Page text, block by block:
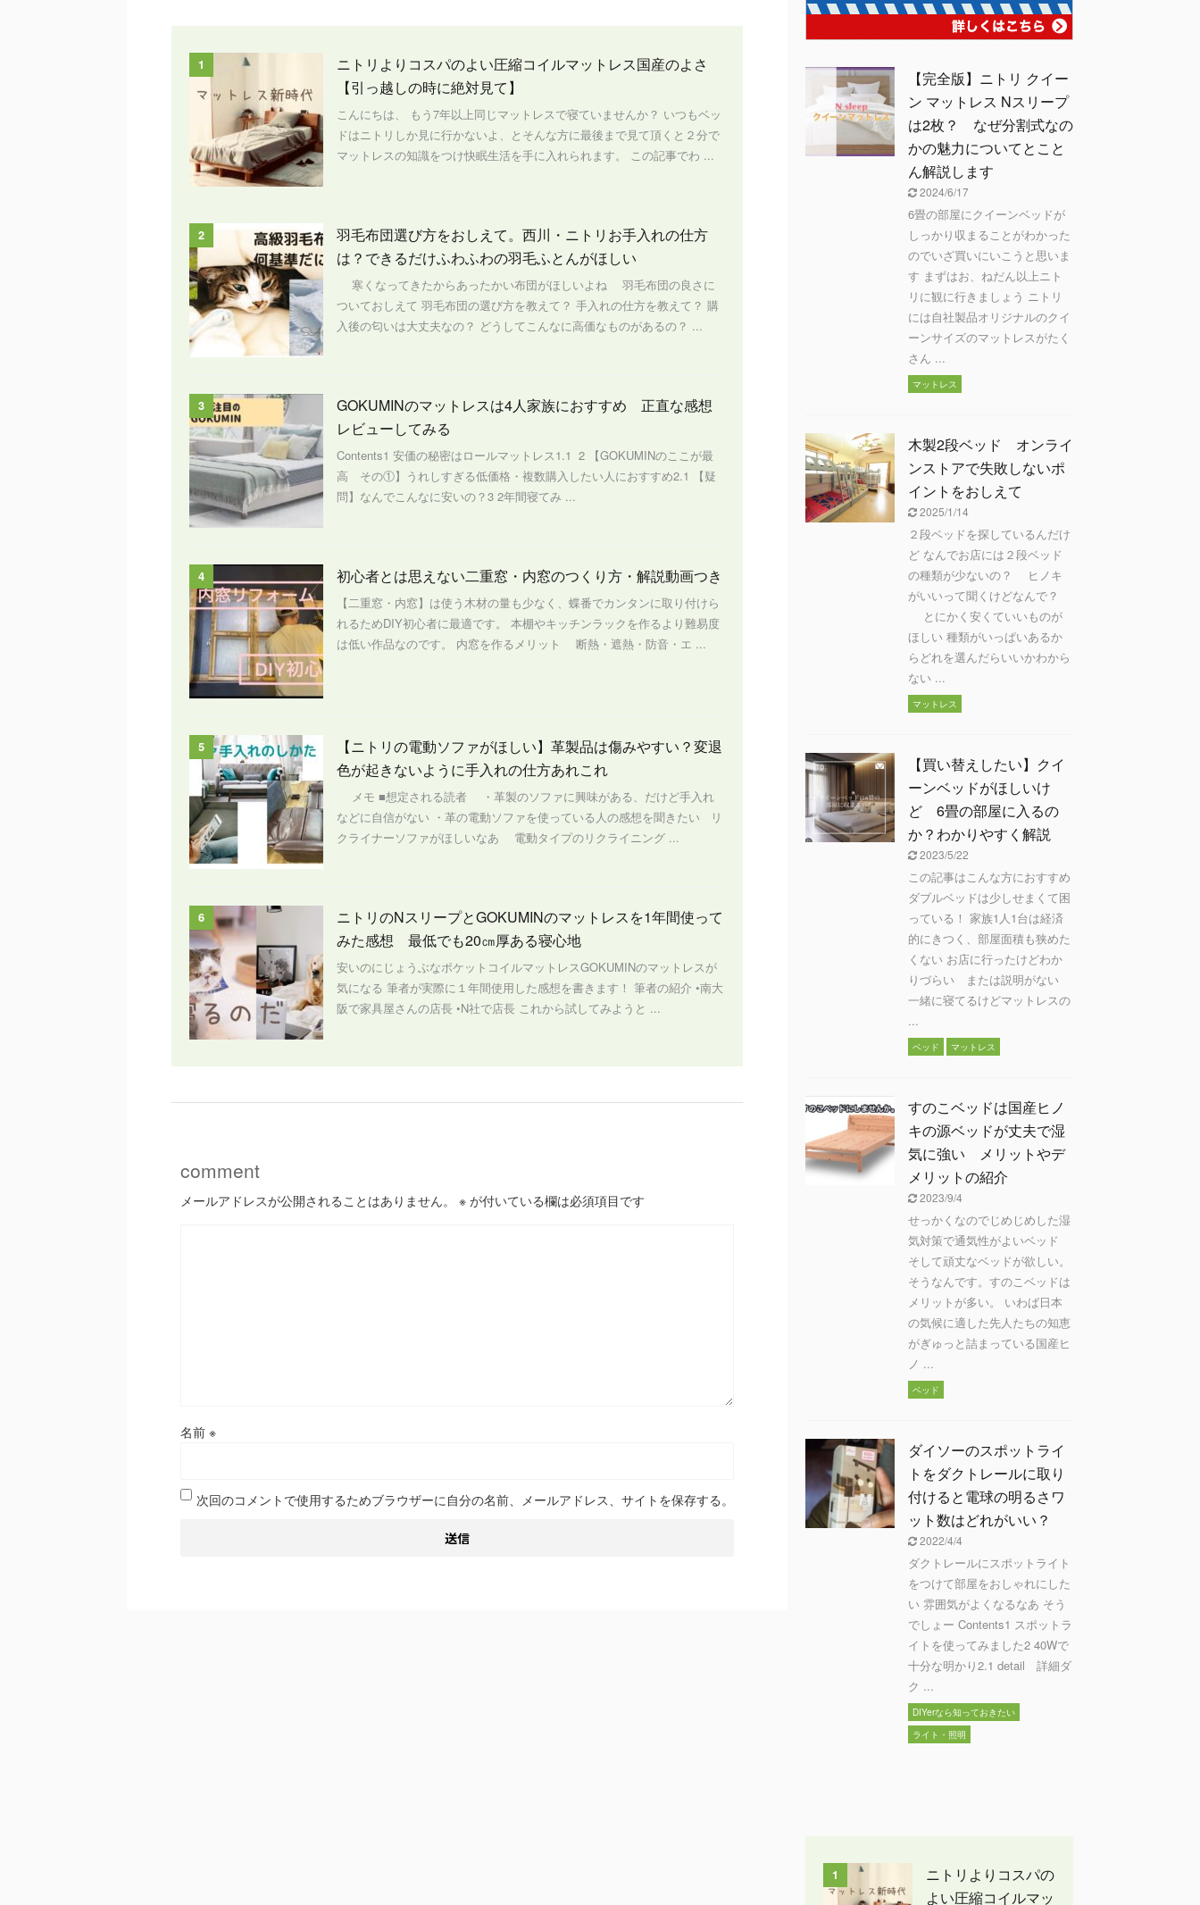
1
ニトリよりコスパのよい圧縮コイルマットレス国産のよさ
【引っ越しの時に絶対見て】
こんにちは、 もう7年以上同じマットレスで寝ていませんか？ いつもベッ
ドはニトリしか見に行かないよ、とそんな方に最後まで見て頂くと２分で
マットレスの知識をつけ快眠生活を手に入れられます。 この記事でわ ...
2
羽毛布団選び方をおしえて。西川・ニトリお手入れの仕方
は？できるだけふわふわの羽毛ふとんがほしい
寒くなってきたからあったかい布団がほしいよね 羽毛布団の良さに
ついておしえて 羽毛布団の選び方を教えて？ 手入れの仕方を教えて？ 購
入後の匂いは大丈夫なの？ どうしてこんなに高価なものがあるの？ ...
3
GOKUMINのマットレスは4人家族におすすめ 正直な感想
レビューしてみる
Contents1 安価の秘密はロールマットレス1.1 2 【GOKUMINのここが最
高 その①】うれしすぎる低価格・複数購入したい人におすすめ2.1 【疑
問】なんでこんなに安いの？3 2年間寝てみ ...
4 初心者とは思えない二重窓・内窓のつくり方・解説動画つき
【二重窓・内窓】は使う木材の量も少なく、蝶番でカンタンに取り付けら
れるためDIY初心者に最適です。 本棚やキッチンラックを作るより難易度
は低い作品なのです。 内窓を作るメリット 断熱・遮熱・防音・エ ...
5
【ニトリの電動ソファがほしい】革製品は傷みやすい？変退
色が起きないように手入れの仕方あれこれ
メモ ■想定される読者 ・革製のソファに興味がある、だけど手入れ
などに自信がない ・革の電動ソファを使っている人の感想を聞きたい リ
クライナーソファがほしいなあ 電動タイプのリクライニング ...
6
ニトリのNスリープとGOKUMINのマットレスを1年間使って
みた感想 最低でも20㎝厚ある寝心地
安いのにじょうぶなポケットコイルマットレスGOKUMINのマットレスが
気になる 筆者が実際に１年間使用した感想を書きます！ 筆者の紹介 •南大
阪で家具屋さんの店長 •N社で店長 これから試してみようと ...
comment
メールアドレスが公開されることはありません。 ※ が付いている欄は必須項目です
名前 ※
次回のコメントで使用するためブラウザーに自分の名前、メールアドレス、サイトを保存する。
【完全版】ニトリ クイー
ン マットレス Nスリープ
は2枚？ なぜ分割式なの
かの魅力についてとこと
ん解説します
2024/6/17
6畳の部屋にクイーンベッドが
しっかり収まることがわかった
のでいざ買いにいこうと思いま
す まずはお、ねだん以上ニト
リに観に行きましょう ニトリ
には自社製品オリジナルのクイ
ーンサイズのマットレスがたく
さん ...
マットレス
木製2段ベッド オンライ
ンストアで失敗しないポ
イントをおしえて
2025/1/14
２段ベッドを探しているんだけ
ど なんでお店には２段ベッド
の種類が少ないの？ ヒノキ
がいいって聞くけどなんで？
とにかく安くていいものが
ほしい 種類がいっぱいあるか
らどれを選んだらいいかわから
ない ...
マットレス
【買い替えしたい】クイ
ーンベッドがほしいけ
ど 6畳の部屋に入るの
か？わかりやすく解説
2023/5/22
この記事はこんな方におすすめ
ダブルベッドは少しせまくて困
っている！ 家族1人1台は経済
的にきつく、部屋面積も狭めた
くない お店に行ったけどわか
りづらい または説明がない
一緒に寝てるけどマットレスの
...
ベッド マットレス
すのこベッドは国産ヒノ
キの源ベッドが丈夫で湿
気に強い メリットやデ
メリットの紹介
2023/9/4
せっかくなのでじめじめした湿
気対策で通気性がよいベッド
そして頑丈なベッドが欲しい。
そうなんです。すのこベッドは
メリットが多い。 いわば日本
の気候に適した先人たちの知恵
がぎゅっと詰まっている国産ヒ
ノ ...
ベッド
ダイソーのスポットライ
トをダクトレールに取り
付けると電球の明るさワ
ット数はどれがいい？
2022/4/4
ダクトレールにスポットライト
をつけて部屋をおしゃれにした
い 雰囲気がよくなるなあ そう
でしょー Contents1 スポットラ
イトを使ってみました2 40Wで
十分な明かり2.1 detail 詳細ダ
ク ...
DIYerなら知っておきたい
ライト・照明
1
ニトリよりコスパの
よい圧縮コイルマッ